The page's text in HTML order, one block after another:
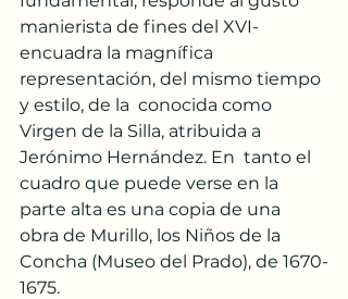
manierista de fines del XVI-
encuadra la magnífica
representación, del mismo tiempo
y estilo, de la  conocida como
Virgen de la Silla, atribuida a
Jerónimo Hernández. En  tanto el
cuadro que puede verse en la
parte alta es una copia de una
obra de Murillo, los Niños de la
Concha (Museo del Prado), de 1670-
1675.